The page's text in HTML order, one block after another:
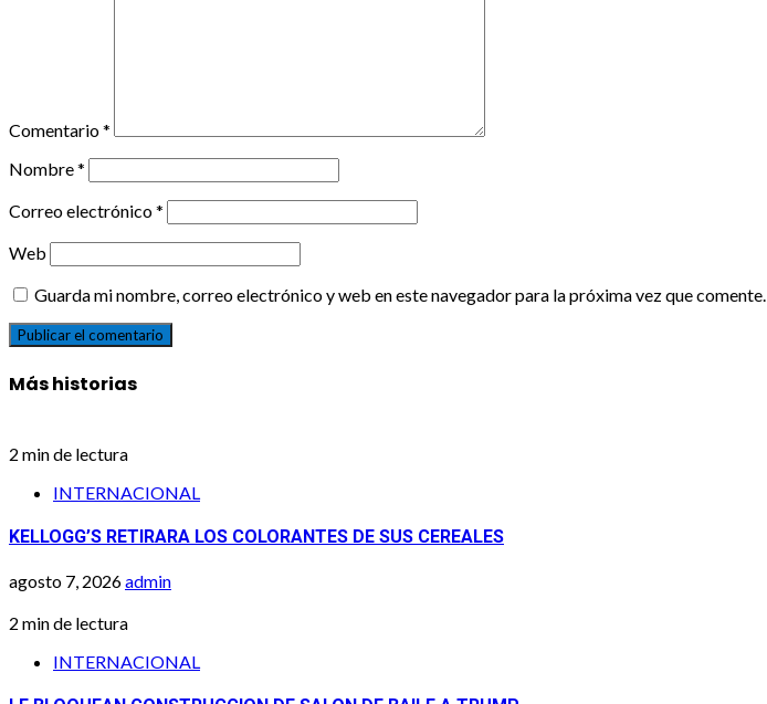
Comentario*
Nombre*
Correo electrónico*
Web
Guarda mi nombre, correo electrónico y web en este navegador para la próxima vez que comente.
Más historias
2 min de lectura
INTERNACIONAL
KELLOGG’S RETIRARA LOS COLORANTES DE SUS CEREALES
agosto 7, 2026admin
2 min de lectura
INTERNACIONAL